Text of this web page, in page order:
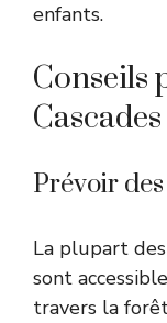
enfants.
Conseils
Prévoir
La plupart
sont
travers la